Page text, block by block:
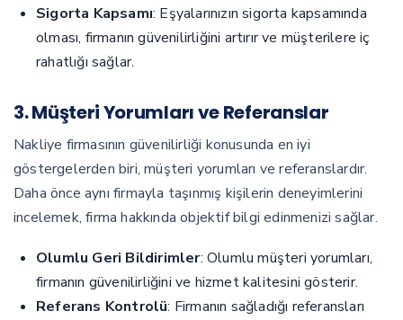
Sigorta Kapsamı: Eşyalarınızın sigorta kapsamında
olması, firmanın güvenilirliğini artırır ve müşterilere iç
rahatlığı sağlar.
3. Müşteri Yorumları ve Referanslar
Nakliye firmasının güvenilirliği konusunda en iyi
göstergelerden biri, müşteri yorumları ve referanslardır.
Daha önce aynı firmayla taşınmış kişilerin deneyimlerini
incelemek, firma hakkında objektif bilgi edinmenizi sağlar.
Olumlu Geri Bildirimler: Olumlu müşteri yorumları,
firmanın güvenilirliğini ve hizmet kalitesini gösterir.
Referans Kontrolü: Firmanın sağladığı referansları